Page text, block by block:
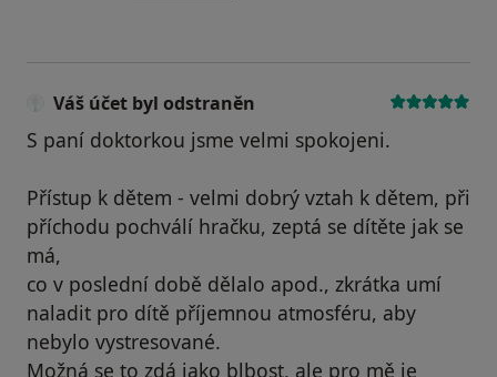
Váš účet byl odstraněn
S paní doktorkou jsme velmi spokojeni.
Přístup k dětem - velmi dobrý vztah k dětem, při
příchodu pochválí hračku, zeptá se dítěte jak se
má,
co v poslední době dělalo apod., zkrátka umí
naladit pro dítě příjemnou atmosféru, aby
nebylo vystresované.
Možná se to zdá jako blbost, ale pro mě je